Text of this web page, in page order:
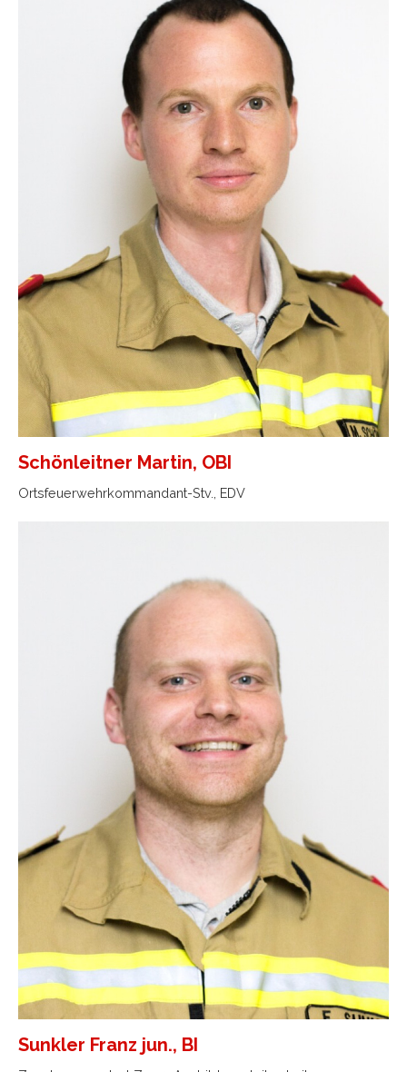
Schönleitner Martin, OBI
Ortsfeuerwehrkommandant-Stv., EDV
Sunkler Franz jun., BI